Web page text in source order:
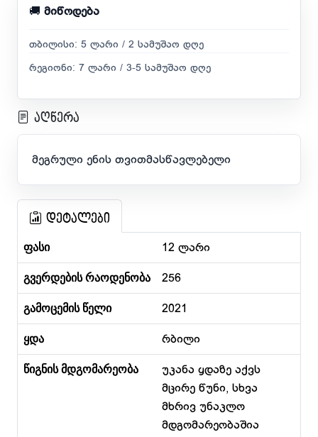
🚚 მიწოდება
თბილისი: 5 ლარი / 2 სამუშაო დღე
რეგიონი: 7 ლარი / 3-5 სამუშაო დღე
აღწერა
მეგრული ენის თვითმასწავლებელი
დეტალები
ფასი 12 ლარი
გვერდების რაოდენობა 256
გამოცემის წელი 2021
ყდა რბილი
წიგნის მდგომარეობა
უკანა ყდაზე აქვს
მცირე წუნი, სხვა
მხრივ უნაკლო
მდგომარეობაშია